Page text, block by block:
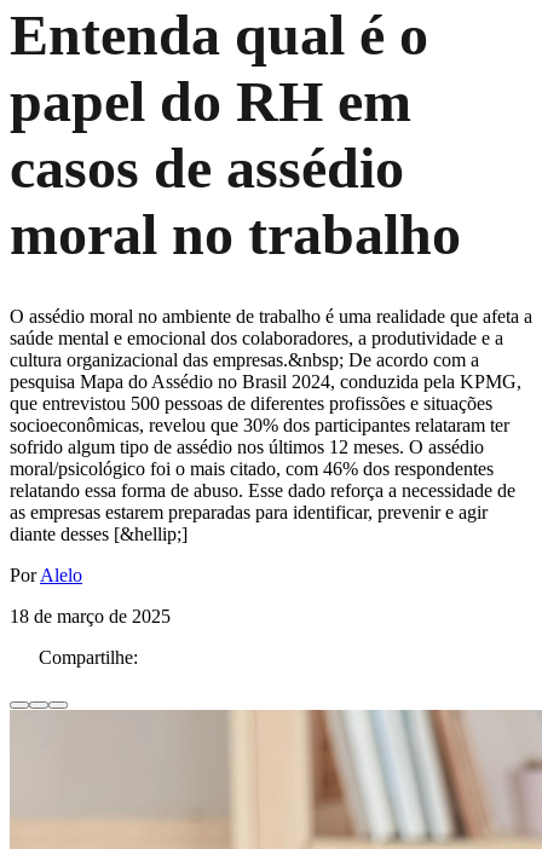
Entenda qual é o
papel do RH em
casos de assédio
moral no trabalho
O assédio moral no ambiente de trabalho é uma realidade que afeta a
saúde mental e emocional dos colaboradores, a produtividade e a
cultura organizacional das empresas.&nbsp; De acordo com a
pesquisa Mapa do Assédio no Brasil 2024, conduzida pela KPMG,
que entrevistou 500 pessoas de diferentes profissões e situações
socioeconômicas, revelou que 30% dos participantes relataram ter
sofrido algum tipo de assédio nos últimos 12 meses. O assédio
moral/psicológico foi o mais citado, com 46% dos respondentes
relatando essa forma de abuso. Esse dado reforça a necessidade de
as empresas estarem preparadas para identificar, prevenir e agir
diante desses [&hellip;]
PorAlelo
18 de março de 2025
Compartilhe: